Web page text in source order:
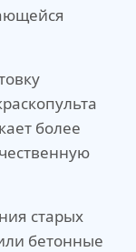
более
старых
бетонные